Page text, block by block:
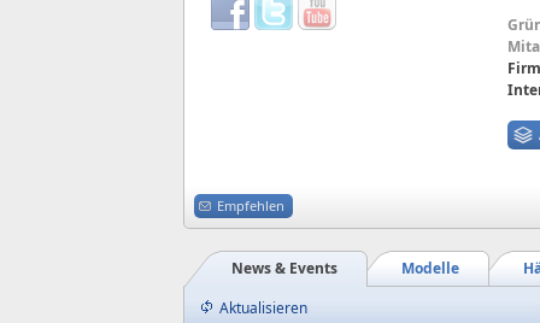
Empfehlen
Modelle
News & Events
Aktualisieren